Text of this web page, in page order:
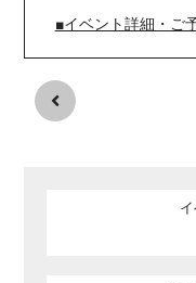
■イベント詳細・ご